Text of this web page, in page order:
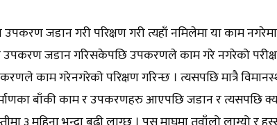
उपकरण जडान गरी परिक्षण गरी त्यहाँ नमिलेमा या काम
जडान गरिसकेपछि उपकरणले काम गरे नगरेको परीक्षण
काम गरेनगरेको परिक्षण गरिन्छ । त्यसपछि मात्रै
बाँकी काम र उपकरणहरु आएपछि जडान र त्यसपछि